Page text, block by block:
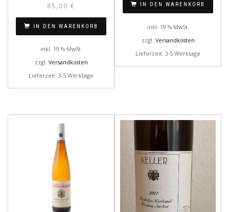
85,00 €
IN DEN WARENKORB
inkl. 19 % MwSt.
zzgl. Versandkosten
Lieferzeit: 3-5 Werktage
IN DEN WARENKORB
inkl. 19 % MwSt.
zzgl. Versandkosten
Lieferzeit: 3-5 Werktage